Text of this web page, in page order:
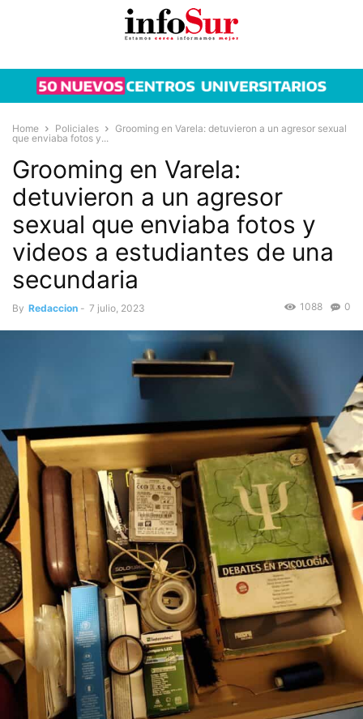
Home Policiales
Grooming en Varela: detuvieron a un agresor sexual
que enviaba fotos y...
Grooming en Varela:
detuvieron a un agresor
sexual que enviaba fotos y
videos a estudiantes de una
secundaria
By Redaccion - 7 julio, 2023 0
1088